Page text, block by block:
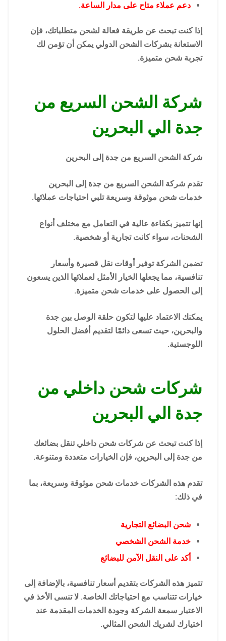
دعم عملاء متاح على مدار الساعة.
إذا كنت تبحث عن طريقة فعالة لشحن متطلباتك، فإن
الاستعانة بشركات الشحن الدولي يمكن أن تؤمن لك
تجربة شحن متميزة.
شركة الشحن السريع من
جدة الي البحرين
شركة الشحن السريع من جدة إلى البحرين
تقدم شركة الشحن السريع من جدة إلى البحرين
خدمات شحن موثوقة وسريعة تلبي احتياجات عملائها.
إنها تتميز بكفاءة عالية في التعامل مع مختلف أنواع
الشحنات، سواء كانت تجارية أو شخصية.
تضمن الشركة توفير أوقات نقل قصيرة وأسعار
تنافسية، مما يجعلها الخيار الأمثل لعملائها الذين يسعون
إلى الحصول على خدمات شحن متميزة.
يمكنك الاعتماد عليها لتكون حلقة الوصل بين جدة
والبحرين، حيث تسعى دائمًا لتقديم أفضل الحلول
اللوجستية.
شركات شحن داخلي من
جدة الي البحرين
إذا كنت تبحث عن شركات شحن داخلي تنقل بضائعك
من جدة إلى البحرين، فإن الخيارات متعددة ومتنوعة.
تقدم هذه الشركات خدمات شحن موثوقة وسريعة، بما
في ذلك:
شحن البضائع التجارية
خدمة الشحن الشخصي
أكد على النقل الآمن للبضائع
تتميز هذه الشركات بتقديم أسعار تنافسية، بالإضافة إلى
خيارات تتناسب مع احتياجاتك الخاصة. لا تنسى الأخذ في
الاعتبار سمعة الشركة وجودة الخدمات المقدمة عند
اختيارك لشريك الشحن المثالي.